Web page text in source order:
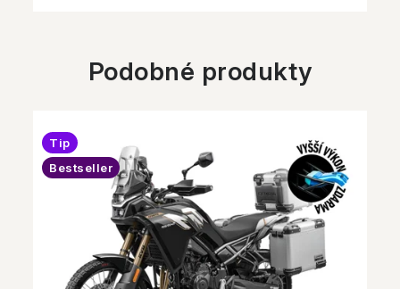
Podobné produkty
Tip
Bestseller